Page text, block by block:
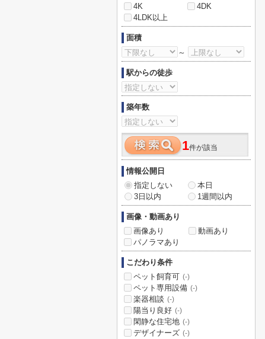
4K
4DK
4LDK以上
面積
～
駅からの徒歩
築年数
1件が該当
情報公開日
指定しない
本日
3日以内
1週間以内
画像・動画あり
画像あり
動画あり
パノラマあり
こだわり条件
ペット飼育可 (-)
ペット専用設備 (-)
楽器相談 (-)
陽当り良好 (-)
閑静な住宅地 (-)
デザイナーズ (-)